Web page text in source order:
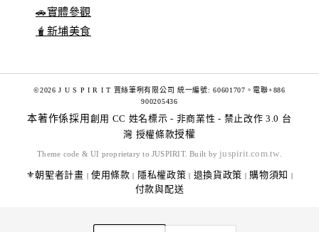
🚗實體參觀
🧋新埔美食
©2026 J U S P I R I T 賈絲筆咧有限公司 統一編號: 60601707。電聯+886
900205436
本著作係採用 創用 CC 姓名標示 - 非商業性 - 禁止改作 3.0 台
灣 授權條款授權
Theme code & UI proprietary to JUSPIRIT. Built by juspirit.com.tw
⚜️朝聖者計畫 | 使用條款 | 隱私權政策 | 退換貨政策 | 購物須知 |
付款與配送